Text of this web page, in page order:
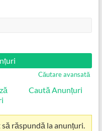
Căutare avansată
Caută Anunțuri
răspundă la anunțuri.